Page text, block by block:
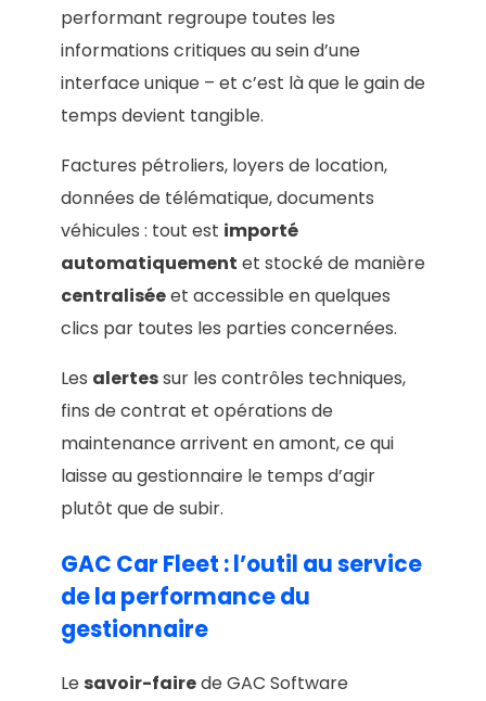
performant regroupe toutes les
informations critiques au sein d’une
interface unique – et c’est là que le gain de
temps devient tangible.
Factures pétroliers, loyers de location,
données de télématique, documents
véhicules : tout est importé
automatiquement et stocké de manière
centraliséeet accessible en quelques
clics par toutes les parties concernées.
Les alertessur les contrôles techniques,
fins de contrat et opérations de
maintenance arrivent en amont, ce qui
laisse au gestionnaire le temps d’agir
plutôt que de subir.
GAC Car Fleet : l’outil au service
de la performance du
gestionnaire
Le savoir-fairede GAC Software